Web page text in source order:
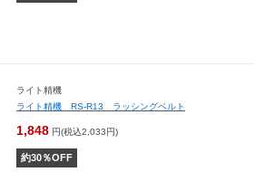
ライト精機
ライト精機 RS-R13 ラッシングベルト
1,848 円(税込2,033円)
約30％OFF